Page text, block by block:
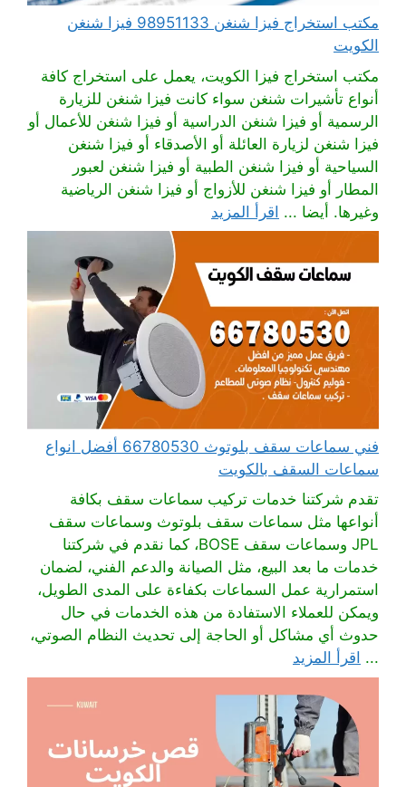
مكتب استخراج فيزا شنغن 98951133 فيزا شنغن
الكويت
مكتب استخراج فيزا الكويت، يعمل على استخراج كافة
أنواع تأشيرات شنغن سواء كانت فيزا شنغن للزيارة
الرسمية أو فيزا شنغن الدراسية أو فيزا شنغن للأعمال أو
فيزا شنغن لزيارة العائلة أو الأصدقاء أو فيزا شنغن
السياحية أو فيزا شنغن الطبية أو فيزا شنغن لعبور
المطار أو فيزا شنغن للأزواج أو فيزا شنغن الرياضية
وغيرها. أيضا ... اقرأ المزيد
فني سماعات سقف بلوتوث 66780530 أفضل انواع
سماعات السقف بالكويت
تقدم شركتنا خدمات تركيب سماعات سقف بكافة
أنواعها مثل سماعات سقف بلوتوث وسماعات سقف
JPL وسماعات سقف BOSE، كما نقدم في شركتنا
خدمات ما بعد البيع، مثل الصيانة والدعم الفني، لضمان
استمرارية عمل السماعات بكفاءة على المدى الطويل،
ويمكن للعملاء الاستفادة من هذه الخدمات في حال
حدوث أي مشاكل أو الحاجة إلى تحديث النظام الصوتي،
... اقرأ المزيد